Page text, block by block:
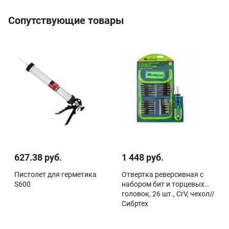
Сопутствующие товары
627.38 руб.
Пистолет для герметика
S600
1 448 руб.
Отвертка реверсивная с
набором бит и торцевых
головок, 26 шт., CrV, чехол//
Сибртех